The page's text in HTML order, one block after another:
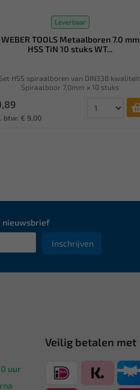
Leverbaar
WEBER TOOLS Metaalboren 7.0 mm
HSS TiN 10 stuks WT...
Set HSS spiraalboren van DIN338 kwaliteit.
Spiraalboor 7,0mm x 10 stuks
btw: € 9,00
nieuwsbrief
Inschrijven
uur
Veilig betalen met